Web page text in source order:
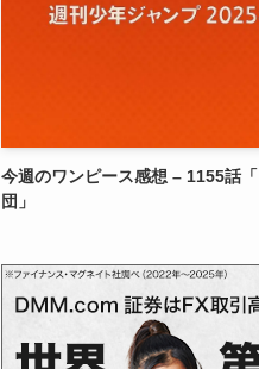
今週のワンピース感想 – 1155話
団」